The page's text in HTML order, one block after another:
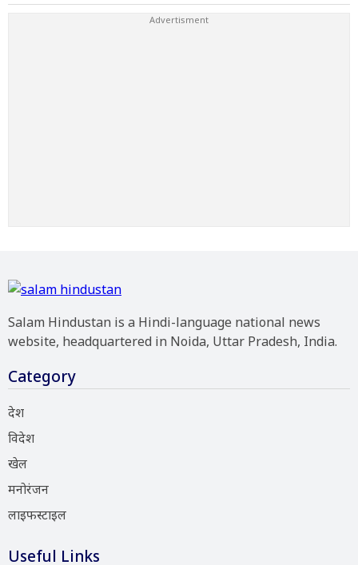
Salam Hindustan is a Hindi-language national news
website, headquartered in Noida, Uttar Pradesh, India.
Category
देश
विदेश
खेल
मनोरंजन
लाइफस्टाइल
Useful Links